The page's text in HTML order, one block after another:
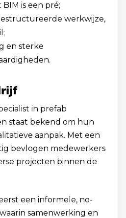
is een pré;
werkwijze,
en sterke
in prefab
staat bekend om hun
aanpak. Met een
bevlogen medewerkers
projecten binnen de
een informele, no-
samenwerking en